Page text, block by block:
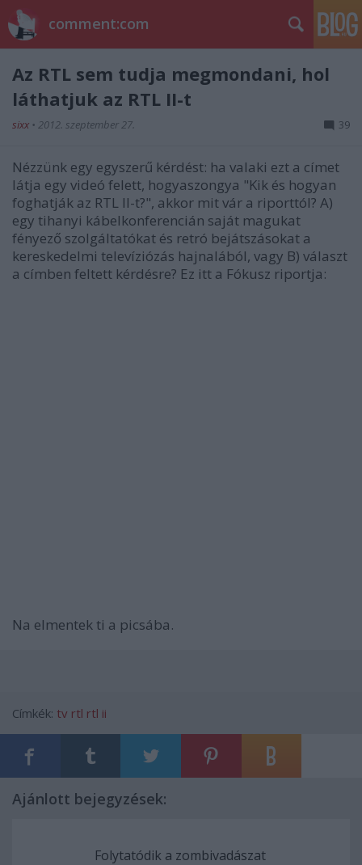
comment:com
Az RTL sem tudja megmondani, hol
láthatjuk az RTL II-t
sixx • 2012. szeptember 27. 39
Nézzünk egy egyszerű kérdést: ha valaki ezt a címet
látja egy videó felett, hogyaszongya "Kik és hogyan
foghatják az RTL II-t?", akkor mit vár a riporttól? A)
egy tihanyi kábelkonferencián saját magukat
fényező szolgáltatókat és retró bejátszásokat a
kereskedelmi televíziózás hajnalából, vagy B) választ
a címben feltett kérdésre? Ez itt a Fókusz riportja:
Na elmentek ti a picsába.
Címkék: tv rtl rtl ii
Ajánlott bejegyzések:
Folytatódik a zombivadászat